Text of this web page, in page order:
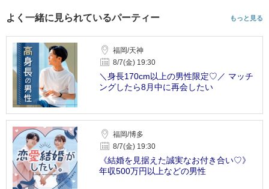
よく一緒に見られているパーティー もっと見る
福岡/天神
8/7(金) 19:30
＼身長170cm以上の男性限定♡／ マッチ
ングしたら8月中に再会したい
福岡/博多
8/7(金) 19:30
《結婚を見据えた誠実なお付き合い♡》
年収500万円以上などの男性